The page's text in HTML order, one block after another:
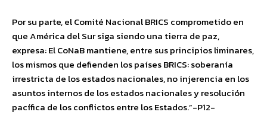
Por su parte, el Comité Nacional BRICS comprometido en
que América del Sur siga siendo una tierra de paz,
expresa: El CoNaB mantiene, entre sus principios liminares,
los mismos que defienden los países BRICS: soberanía
irrestricta de los estados nacionales, no injerencia en los
asuntos internos de los estados nacionales y resolución
pacífica de los conflictos entre los Estados.”-P12-